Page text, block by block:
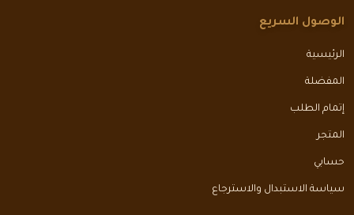
الوصول السريع
الرئيسية
المفضلة
إتمام الطلب
المتجر
حسابي
سياسة الاستبدال والاسترجاع